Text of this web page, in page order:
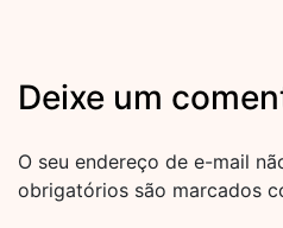
Deixe um
O seu endereço de e-mail
obrigatórios são marcados